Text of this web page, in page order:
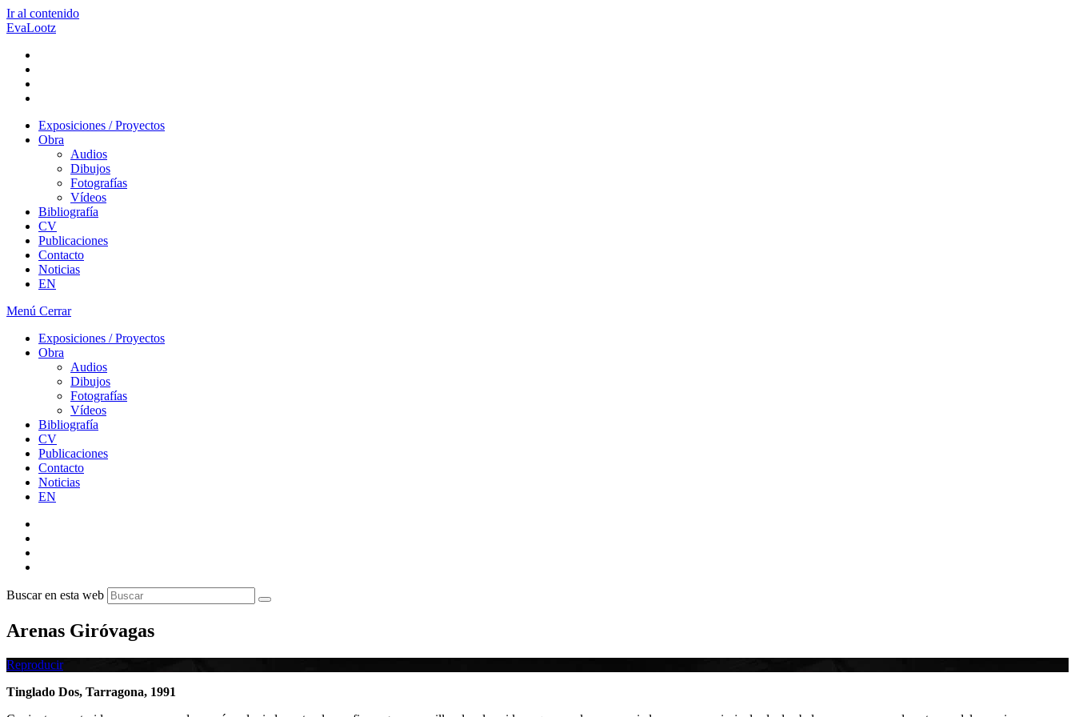
Ir al contenido
EvaLootz
Exposiciones / Proyectos
Obra
Audios
Dibujos
Fotografías
Vídeos
Bibliografía
CV
Publicaciones
Contacto
Noticias
EN
Menú Cerrar
Exposiciones / Proyectos
Obra
Audios
Dibujos
Fotografías
Vídeos
Bibliografía
CV
Publicaciones
Contacto
Noticias
EN
Buscar en esta web
Arenas Giróvagas
Reproducir
Tinglado Dos, Tarragona, 1991